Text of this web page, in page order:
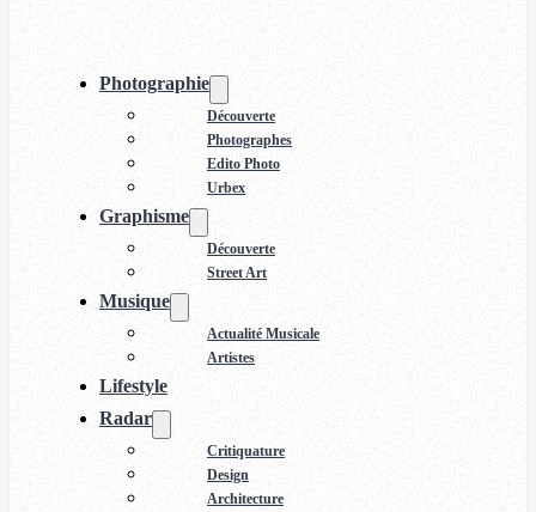
Photographie
Découverte
Photographes
Edito Photo
Urbex
Graphisme
Découverte
Street Art
Musique
Actualité Musicale
Artistes
Lifestyle
Radar
Critiquature
Design
Architecture